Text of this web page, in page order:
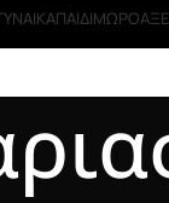
ΠΑΙΔΙΜΩΡΟ